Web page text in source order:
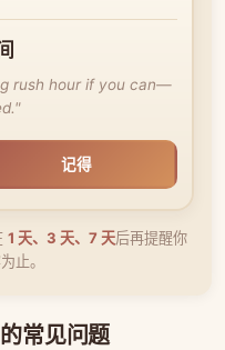
rush hour if you can—
记得
1 天、3 天、7 天后再提醒你
止。
常见问题